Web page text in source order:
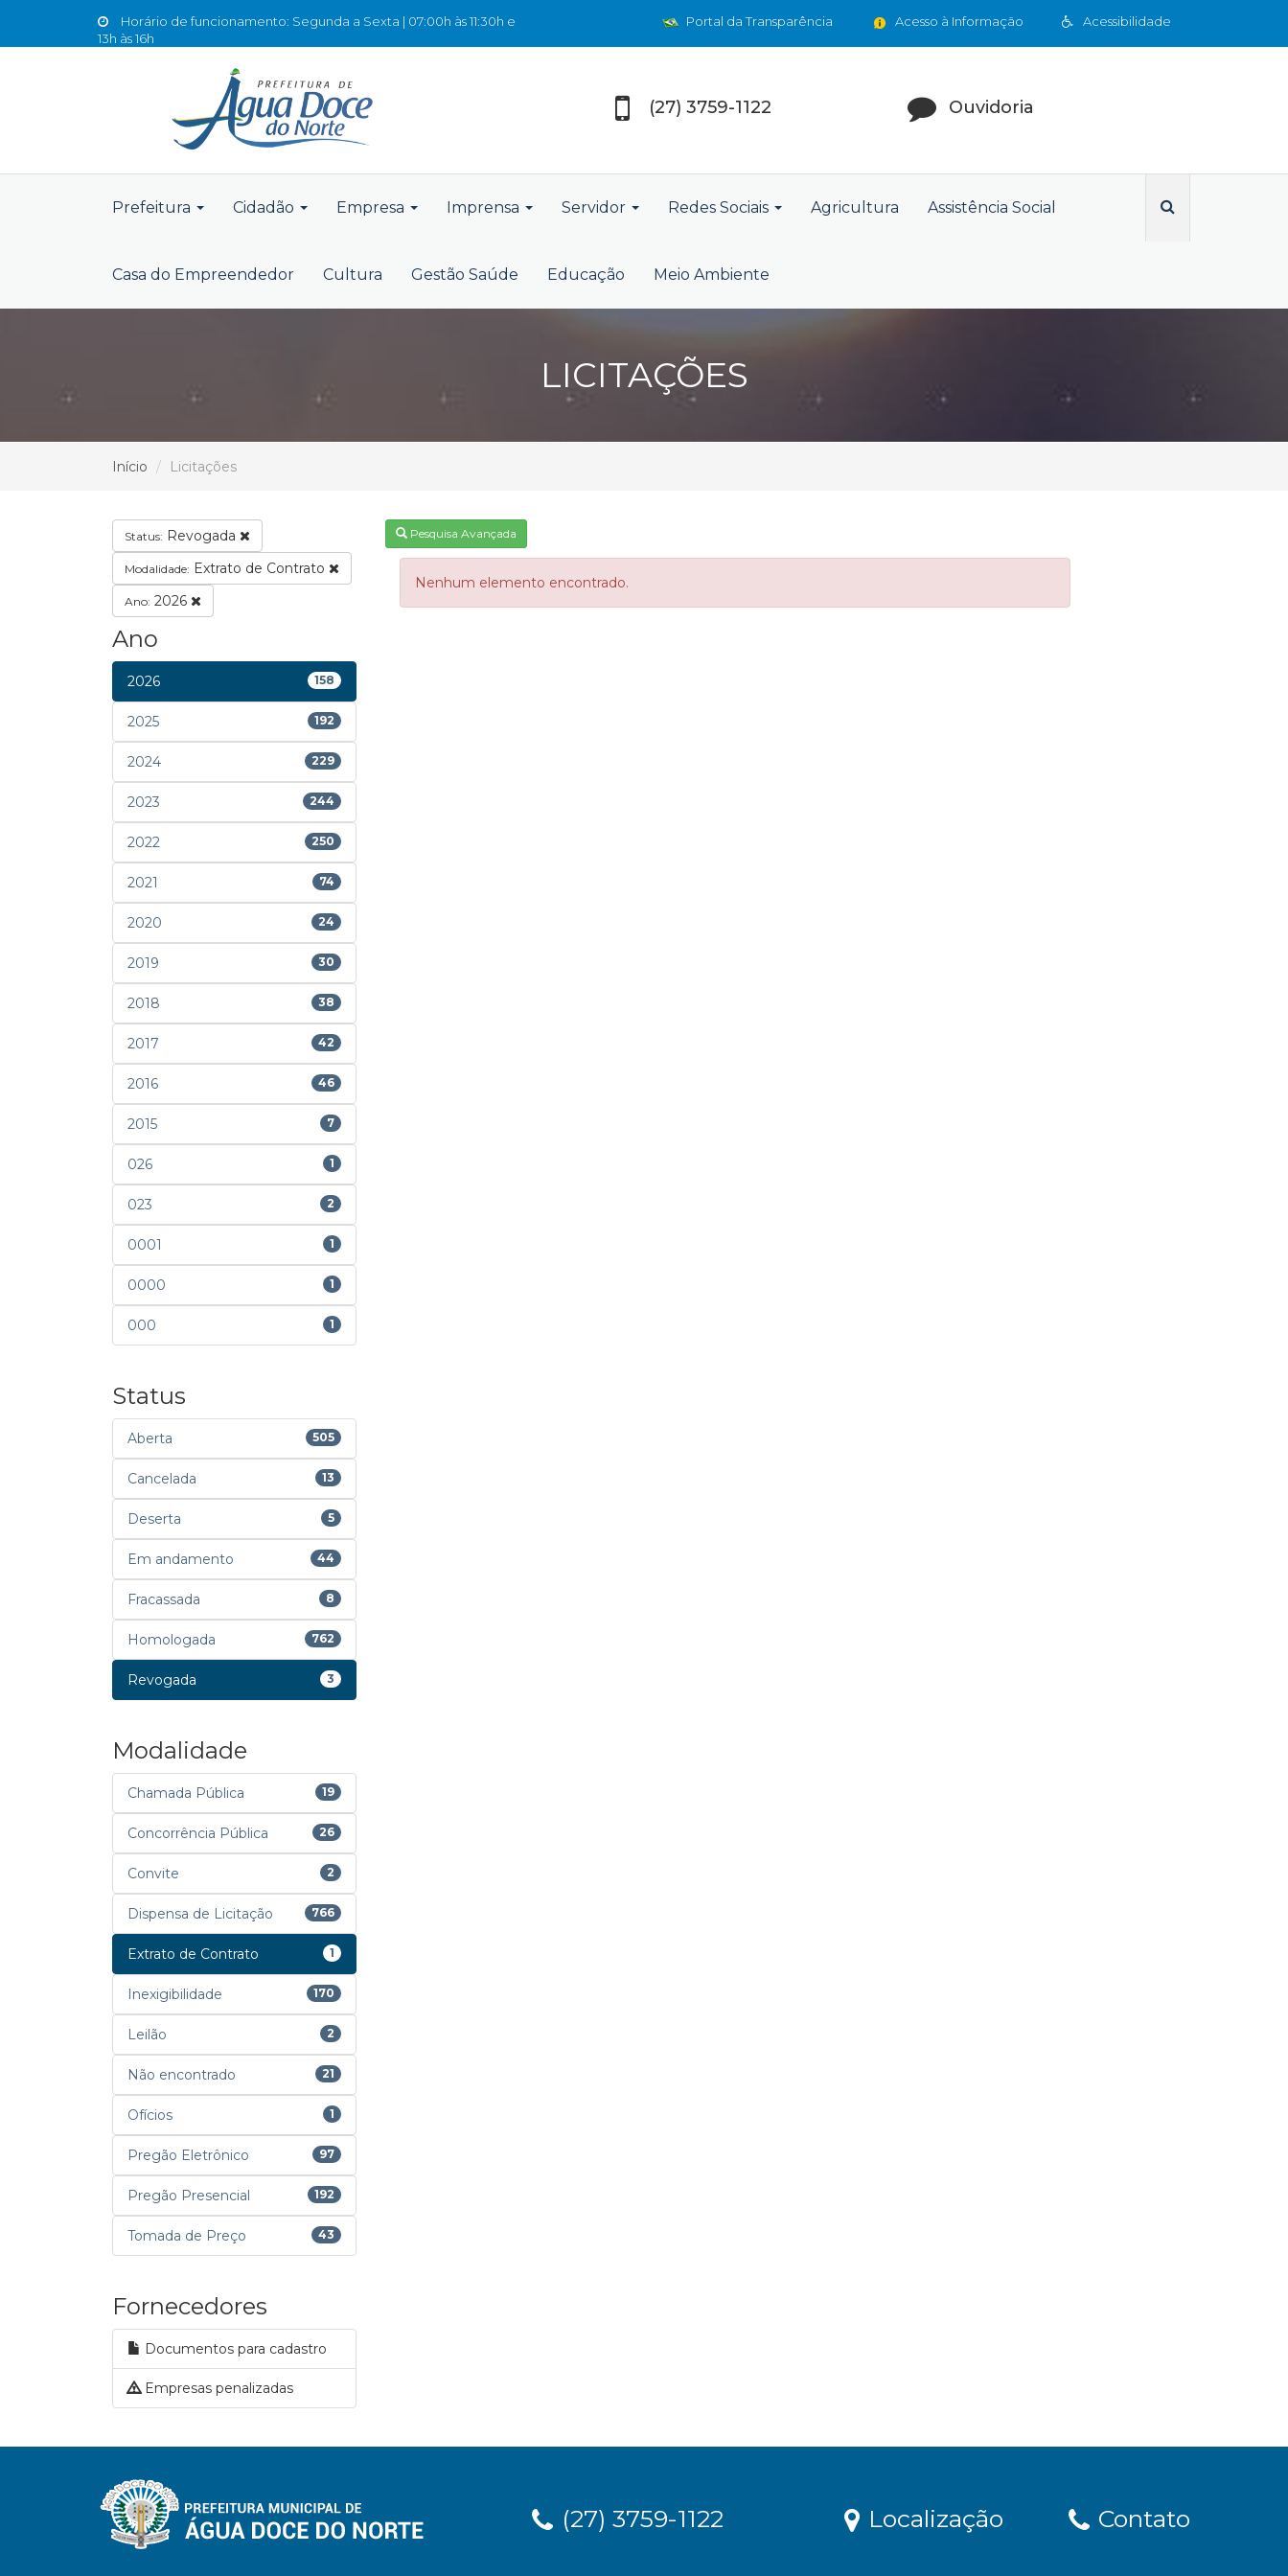
Horário de funcionamento: Segunda a Sexta | 07:00h às 11:30h e
13h às 16h
Acessibilidade
Acesso à Informação
Portal da Transparência
(27) 3759-1122 Ouvidoria
Prefeitura Cidadão Empresa Imprensa Servidor Redes Sociais Agricultura Assistência Social
Casa do Empreendedor Cultura Gestão Saúde Educação Meio Ambiente
LICITAÇÕES
Início Licitações
Status: Revogada
Modalidade: Extrato de Contrato
Ano: 2026
Ano
2026 158
2025 192
2024 229
2023 244
2022 250
2021 74
2020 24
2019 30
2018 38
2017 42
2016 46
2015 7
026 1
023 2
0001 1
0000 1
000 1
Status
Aberta 505
Cancelada 13
Deserta 5
Em andamento 44
Fracassada 8
Homologada 762
Revogada 3
Modalidade
Chamada Pública 19
Concorrência Pública 26
Convite 2
Dispensa de Licitação 766
Extrato de Contrato 1
Inexigibilidade 170
Leilão 2
Não encontrado 21
Ofícios 1
Pregão Eletrônico 97
Pregão Presencial 192
Tomada de Preço 43
Fornecedores
Documentos para cadastro
Empresas penalizadas
Pesquisa Avançada
Nenhum elemento encontrado.
(27) 3759-1122 Localização Contato